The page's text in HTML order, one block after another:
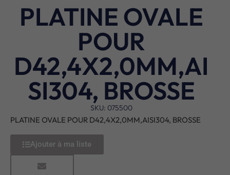
PLATINE OVALE
POUR
D42,4X2,0MM,AI
SI304, BROSSE
SKU: 075500
PLATINE OVALE POUR D42,4X2,0MM,AISI304, BROSSE
Ajouter à ma liste